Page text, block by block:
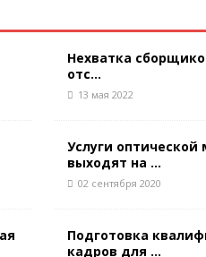
Нехватка
отс...
13 мая 2022
Услуги оптической
выходят на ...
02 сентября 2020
Подготовка
кадров для ...